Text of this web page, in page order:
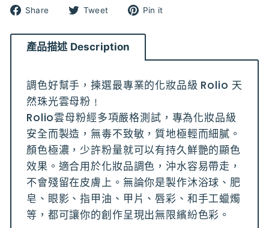
Share
到
Facebook
Tweet
到
Twitter
Pin it
產品描述 Description
調色好幫手，揀選最專業的化妝品級 Rolio 天
然珠光雲母粉﹗
Rolio雲母粉經多項嚴格測試，專為化妝品級
安全而製造，無毒不致敏，質地極輕而細膩。
顏色極濃，少許粉量就可以有持久鮮艷的顯色
效果。適合用於化妝品調色，沖水容易帶走，
不會殘留在皮膚上。無論你是製作沐浴球、肥
皂、眼影、指甲油、甲片、唇彩、和手工蠟燭
等，都可讓你的創作呈現出無限繽紛色彩。